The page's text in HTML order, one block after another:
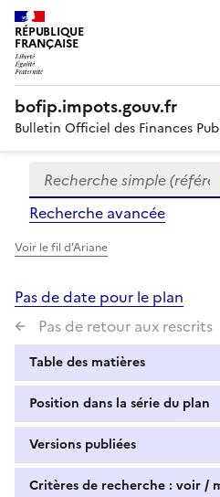
RÉPUBLIQUE
FRANÇAISE
bofip.impots.gouv.fr
Bulletin Officiel des Finances
Formulaire
de
recherche
Recherche simple
Recherche avancée
Voir le fil d'Ariane
Pas de date pour le plan
Pas de retour aux rescrits
Table des matières
Position dans la série du plan
Versions publiées
Critères de recherche : voir /